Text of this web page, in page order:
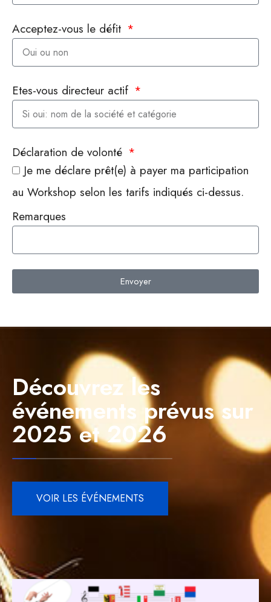
Acceptez-vous le défit
Etes-vous directeur actif
Déclaration de volonté
Je me déclare prêt(e) à payer ma participation
au Workshop selon les tarifs indiqués ci-dessus.
Remarques
Envoyer
Découvrez les
événements prévus sur
2025 et 2026
VOIR LES ÉVÉNEMENTS